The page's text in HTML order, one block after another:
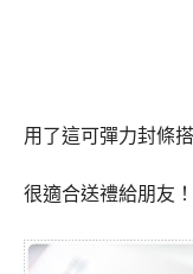
用了這可彈力封條
很適合送禮給朋友！